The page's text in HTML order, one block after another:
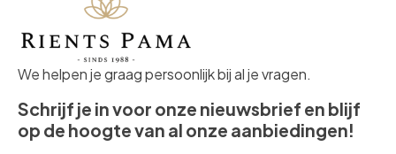
We helpen je graag persoonlijk bij al je vragen.
Schrijf je in voor onze nieuwsbrief en blijf
op de hoogte van al onze aanbiedingen!